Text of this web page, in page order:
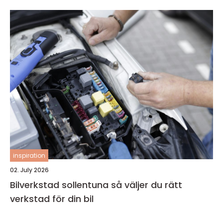
inspiration
02. July 2026
Bilverkstad sollentuna så väljer du rätt
verkstad för din bil